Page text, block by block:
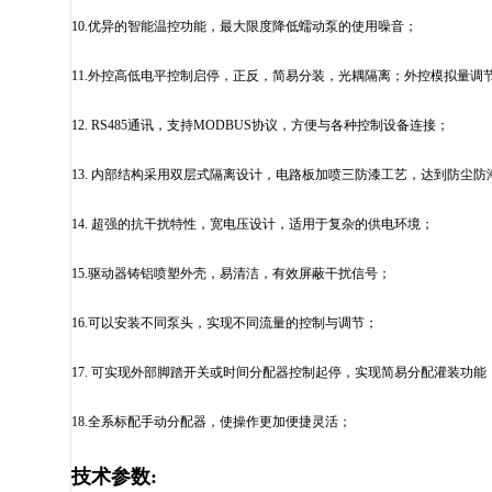
10.优异的智能温控功能，最大限度降低蠕动泵的使用噪音；
11.外控高低电平控制启停，正反，简易分装，光耦隔离；外控模拟量调
12. RS485通讯，支持MODBUS协议，方便与各种控制设备连接；
13. 内部结构采用双层式隔离设计，电路板加喷三防漆工艺，达到防尘防
14. 超强的抗干扰特性，宽电压设计，适用于复杂的供电环境；
15.驱动器铸铝喷塑外壳，易清洁，有效屏蔽干扰信号；
16.可以安装不同泵头，实现不同流量的控制与调节；
17. 可实现外部脚踏开关或时间分配器控制起停，实现简易分配灌装功能
18.全系标配手动分配器，使操作更加便捷灵活；
技术参数: